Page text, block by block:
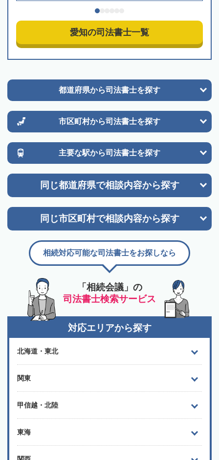
愛知の司法書士一覧
都道府県から司法書士を探す
市区町村から司法書士を探す
主要な駅から司法書士を探す
同じ都道府県で相談内容から探す
同じ市区町村で相談内容から探す
「相続会議」の
司法書士検索サービス
相続対応可能な司法書士をお探しなら
対応エリアから探す
北海道・東北
関東
甲信越・北陸
東海